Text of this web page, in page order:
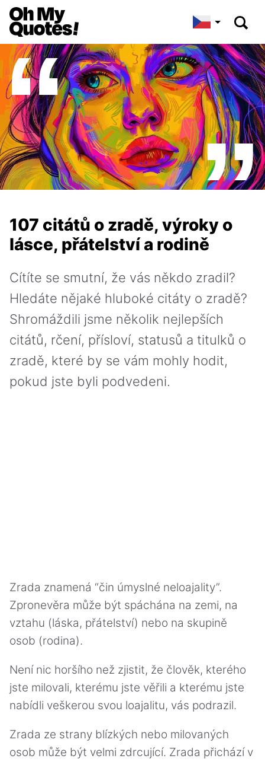
107 citátů o zradě, výroky o
lásce, přátelství a rodině
Cítíte se smutní, že vás někdo zradil?
Hledáte nějaké hluboké citáty o zradě?
Shromáždili jsme několik nejlepších
citátů, rčení, přísloví, statusů a titulků o
zradě, které by se vám mohly hodit,
pokud jste byli podvedeni.
Zrada znamená “čin úmyslné neloajality”.
Zpronevěra může být spáchána na zemi, na
vztahu (láska, přátelství) nebo na skupině
osob (rodina).
Není nic horšího než zjistit, že člověk, kterého
jste milovali, kterému jste věřili a kterému jste
nabídli veškerou svou loajalitu, vás podrazil.
Zrada ze strany blízkých nebo milovaných
osob může být velmi zdrcující. Zrada přichází v